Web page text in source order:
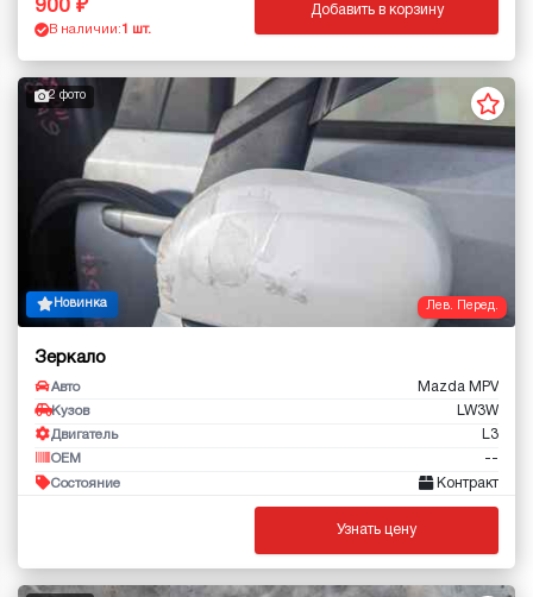
900
В наличии: 1 шт.
Добавить в корзину
Лев. Перед.
2 фото
Новинка
Зеркало
Авто Mazda MPV
Кузов LW3W
Двигатель L3
OEM --
Состояние Контракт
Узнать цену